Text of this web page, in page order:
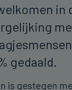
in
gedaald.
is gestegen